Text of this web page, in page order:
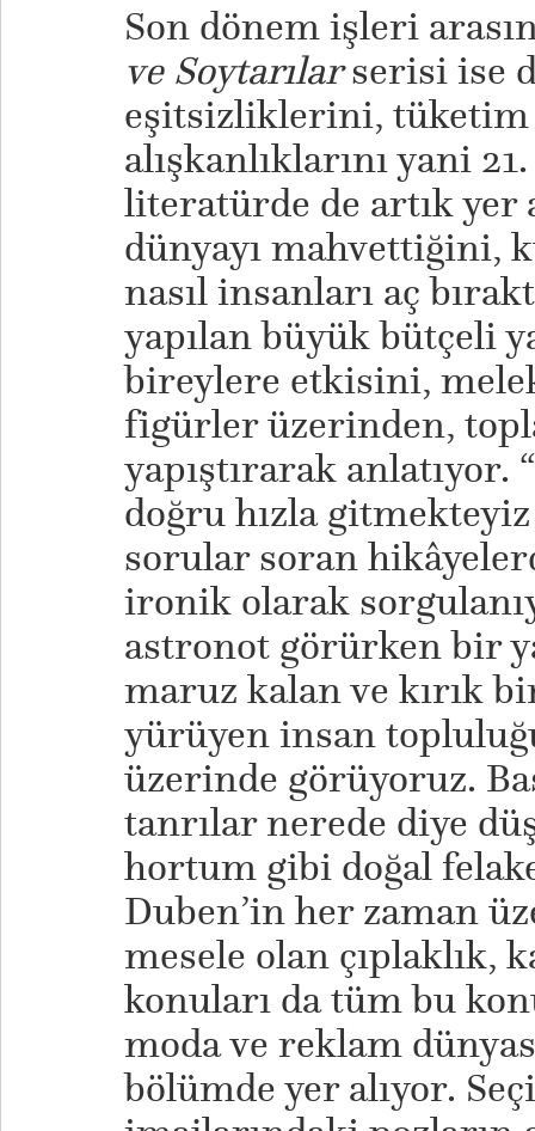
Son dönem işleri
ve Soytarılarserisi ise
eşitsizliklerini,
alışkanlıklarını yani
literatürde de artık yer
dünyayı mahvettiğini,
nasıl insanları aç
yapılan büyük bütçeli
bireylere etkisini,
figürler üzerinden,
yapıştırarak anlatıyor.
doğru hızla
sorular soran
ironik olarak
astronot görürken bir
maruz kalan ve kırık
yürüyen insan
üzerinde görüyoruz.
tanrılar nerede diye
hortum gibi doğal
Duben’in her zaman
mesele olan çıplaklık,
konuları da tüm bu
moda ve reklam
bölümde yer alıyor.